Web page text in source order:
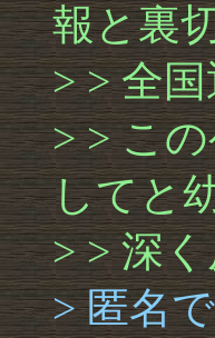
報と裏
> > 全
> > こ
してと
> > 深
> 匿名